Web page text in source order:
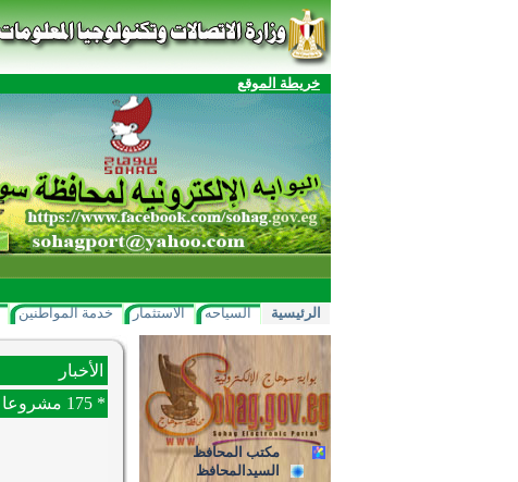
خريطة الموقع
الرئيسية السياحه الاستثمار خدمة المواطنين
مكتب المحافظ
السيدالمحافظ
الأخبار
* 175 مشروعا تغير واقع الريف بمركز طما بسوهاج.. والمحافظ يتابع الموقف التنفيذي ويوجه بسرعة الإنهاء